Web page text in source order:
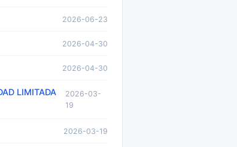
2026-06-23
2026-04-30
2026-04-30
LIMITADA
2026-03-
19
2026-03-19